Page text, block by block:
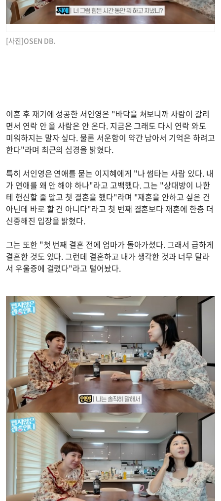
[사진]OSEN DB.
이혼 후 재기에 성공한 서인영은 "바닥을 쳐보니까 사람이 갈리
면서 연락 안 올 사람은 안 온다. 지금은 그래도 다시 연락 와도
미워하지는 말자 싶다. 물론 서운함이 약간 남아서 기억은 하려고
한다"라며 최근의 심경을 밝혔다.
특히 서인영은 연애를 묻는 이지혜에게 "나 썸타는 사람 있다. 내
가 연애를 왜 안 해야 하나"라고 고백했다. 그는 "상대방이 나한
테 헌신할 줄 알고 첫 결혼을 했다"라며 "재혼을 안하고 싶은 건
아닌데 바로 할 건 아니다"라고 첫 번째 결혼보다 재혼에 한층 더
신중해진 입장을 밝혔다.
그는 또한 "첫 번째 결혼 전에 엄마가 돌아가셨다. 그래서 급하게
결혼한 것도 있다. 그런데 결혼하고 내가 생각한 것과 너무 달라
서 우울증에 걸렸다"라고 털어놨다.